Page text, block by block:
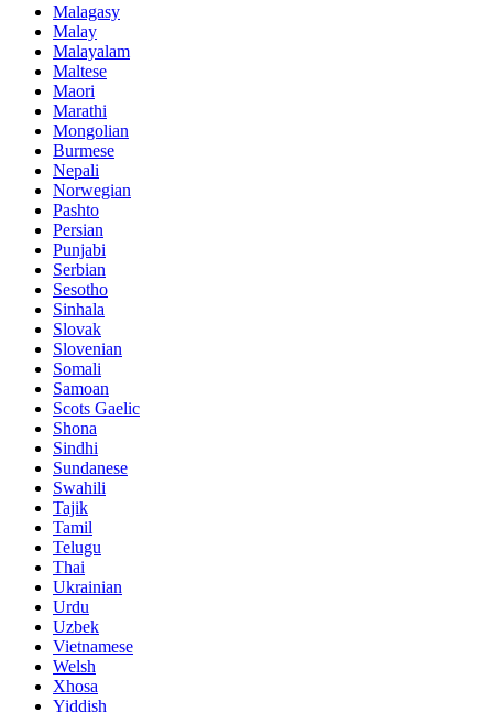
Malagasy
Malay
Malayalam
Maltese
Maori
Marathi
Mongolian
Burmese
Nepali
Norwegian
Pashto
Persian
Punjabi
Serbian
Sesotho
Sinhala
Slovak
Slovenian
Somali
Samoan
Scots Gaelic
Shona
Sindhi
Sundanese
Swahili
Tajik
Tamil
Telugu
Thai
Ukrainian
Urdu
Uzbek
Vietnamese
Welsh
Xhosa
Yiddish